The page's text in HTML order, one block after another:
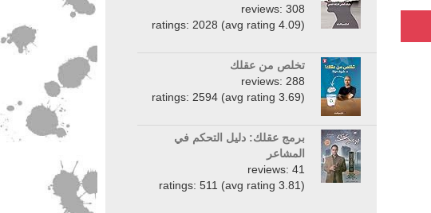
reviews: 308
ratings: 2028 (avg rating 4.09)
تخلص من عقلك
reviews: 288
ratings: 2594 (avg rating 3.69)
برمج عقلك: دليل التحكم في
المشاعر
reviews: 41
ratings: 511 (avg rating 3.81)